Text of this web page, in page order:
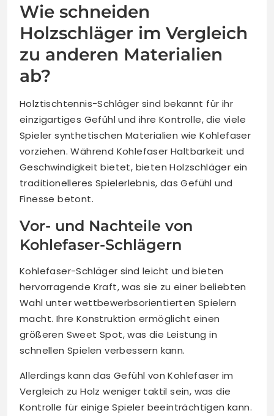
Wie schneiden
Holzschläger im Vergleich
zu anderen Materialien
ab?
Holztischtennis-Schläger sind bekannt für ihr
einzigartiges Gefühl und ihre Kontrolle, die viele
Spieler synthetischen Materialien wie Kohlefaser
vorziehen. Während Kohlefaser Haltbarkeit und
Geschwindigkeit bietet, bieten Holzschläger ein
traditionelleres Spielerlebnis, das Gefühl und
Finesse betont.
Vor- und Nachteile von
Kohlefaser-Schlägern
Kohlefaser-Schläger sind leicht und bieten
hervorragende Kraft, was sie zu einer beliebten
Wahl unter wettbewerbsorientierten Spielern
macht. Ihre Konstruktion ermöglicht einen
größeren Sweet Spot, was die Leistung in
schnellen Spielen verbessern kann.
Allerdings kann das Gefühl von Kohlefaser im
Vergleich zu Holz weniger taktil sein, was die
Kontrolle für einige Spieler beeinträchtigen kann.